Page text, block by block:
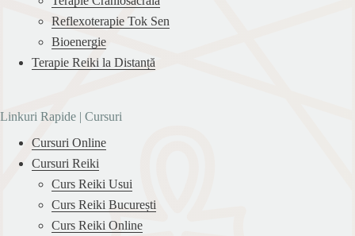
Reflexoterapie Tok Sen
Bioenergie
Terapie Reiki la Distanță
Linkuri Rapide | Cursuri
Cursuri Online
Cursuri Reiki
Curs Reiki Usui
Curs Reiki București
Curs Reiki Online